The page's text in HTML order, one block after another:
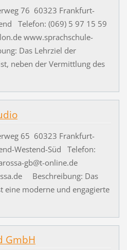
76 60323 Frankfurt-
Telefon: (069) 5 97 15 59
www.sprachschule-
Das Lehrziel der
neben der Vermittlung des
65 60323 Frankfurt-
Westend-Süd Telefon:
gb@t-online.de
Beschreibung: Das
eine moderne und engagierte
GmbH